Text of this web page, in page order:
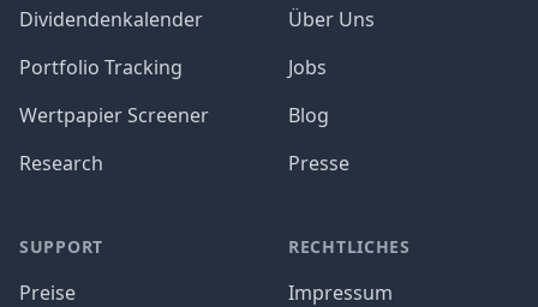
Dividendenkalender
Portfolio Tracking
Wertpapier Screener
Research
SUPPORT
Preise
Über Uns
Jobs
Blog
Presse
RECHTLICHES
Impressum